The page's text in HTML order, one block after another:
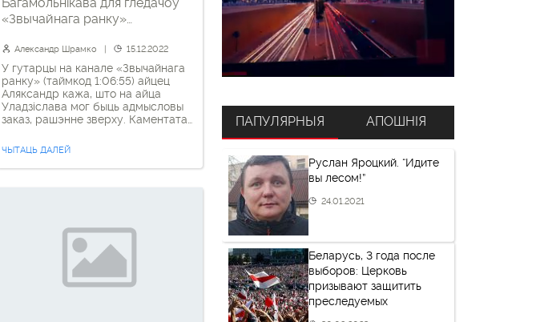
«Звычайнага ранку»
Аляксандр Шрамко
Александр Шрамко 15.12.2022
У гутарцы на канале «Звычайнага
ранку» (таймкод 1:06:55) айцец
Аляксандр кажа, што на айца
Уладзіслава мог быць адмысловы
заказ, рашэнне зверху. Каментатар
суб’ектнасць у Беларусі, таму і не
рэагуе на тое, што катуюць
святара. Суразмоўцы абмеркавалі і
ЧЫТАЦЬ ДАЛЕЙ
ПАПУЛЯРНЫЯ
Руслан Яроцкий. “Идите
вы лесом!”
24.01.2021
Беларусь, 3 года после
выборов: Церковь
призывают защитить
преследуемых
АПОШНІЯ